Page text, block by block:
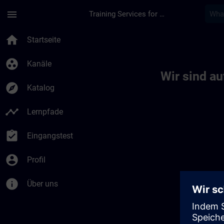
menu Training Services for Digital Industries
home Startseite
group_work Kanäle
explore Katalog
timeline Lernpfade
assignment_turned_in Eingangstest
account_circle Profil
info Über uns
Wir sind